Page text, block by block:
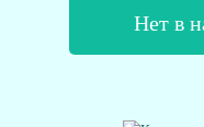
Нет в